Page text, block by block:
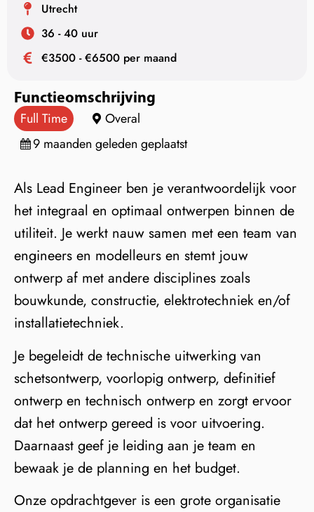
Utrecht
36 - 40 uur
€3500 - €6500 per maand
Functieomschrijving
Full Time
Overal
9 maanden geleden geplaatst
Als Lead Engineer ben je verantwoordelijk voor
het integraal en optimaal ontwerpen binnen de
utiliteit. Je werkt nauw samen met een team van
engineers en modelleurs en stemt jouw
ontwerp af met andere disciplines zoals
bouwkunde, constructie, elektrotechniek en/of
installatietechniek.
Je begeleidt de technische uitwerking van
schetsontwerp, voorlopig ontwerp, definitief
ontwerp en technisch ontwerp en zorgt ervoor
dat het ontwerp gereed is voor uitvoering.
Daarnaast geef je leiding aan je team en
bewaak je de planning en het budget.
Onze opdrachtgever is een grote organisatie